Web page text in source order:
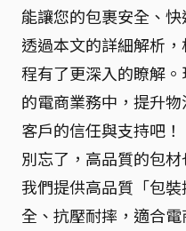
能讓您的包裹安全、
透過本文的詳細解析
程有了更深入的瞭解
的電商業務中，提升
客戶的信任與支持吧！
別忘了，高品質的包
我們提供高品質「包
全、抗壓耐摔，適合